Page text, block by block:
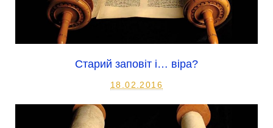
Старий заповіт і… віра?
18.02.2016